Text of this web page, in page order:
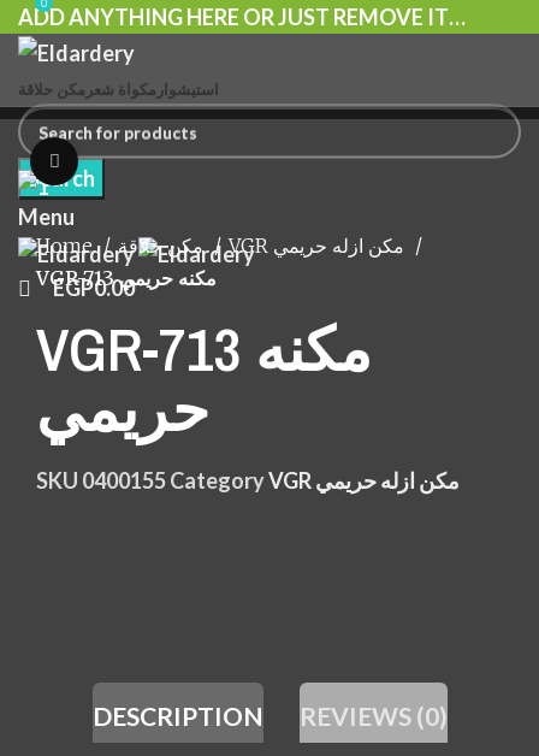
ADD ANYTHING HERE OR JUST REMOVE IT…
مكن حلاقة مكواة شعر استيشوار
Search
Menu
0
EGP0.00
Search
Click to enlarge
Home مكن حلاقة
VGR-713 مكنه حريمي
VGR-713 مكنه
حريمي
SKU 0400155Category VGR مكن ازله حريمي
DESCRIPTION REVIEWS (0)